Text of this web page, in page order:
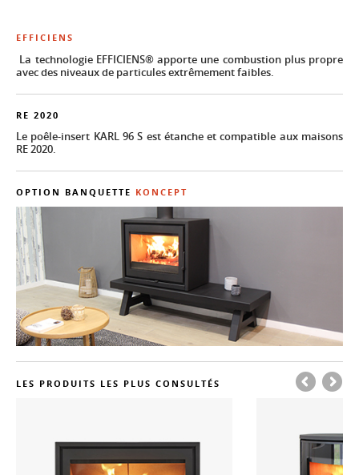
EFFICIENS
La technologie EFFICIENS® apporte une combustion plus propre
avec des niveaux de particules extrêmement faibles.
RE 2020
Le poêle-insert KARL 96 S est étanche et compatible aux maisons
RE 2020.
OPTION BANQUETTE KONCEPT
LES PRODUITS LES PLUS CONSULTÉS